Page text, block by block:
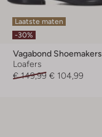
Laatste maten
-30%
Vagabond Shoemakers
Loafers
€ 149,99 € 104,99